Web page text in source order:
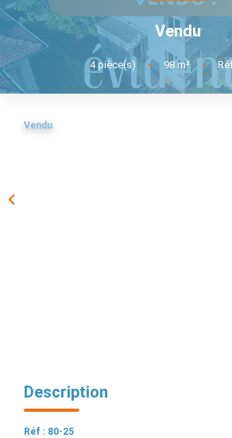
NOTRE AGENCE
CONTACT
Vendu
4pièce(s) • 98 m² •
Vendu
Description
Réf : 80-25